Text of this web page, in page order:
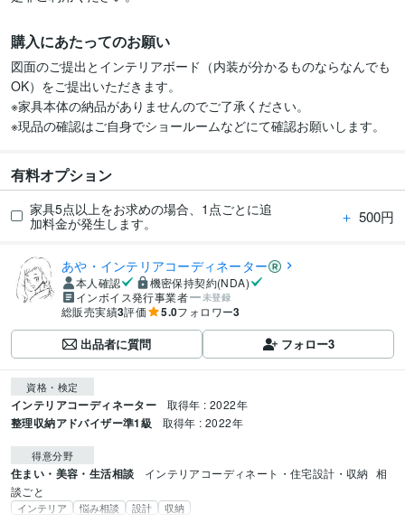
購入にあたってのお願い
図面のご提出とインテリアボード（内装が分かるものならなんでも
OK）をご提出いただきます。
※家具本体の納品がありませんのでご了承ください。
※現品の確認はご自身でショールームなどにて確認お願いします。
有料オプション
家具5点以上をお求めの場合、1点ごとに追
加料金が発生します。
＋ 500円
あや・インテリアコーディネーター
本人確認
機密保持契約(NDA)
インボイス発行事業者
未登録
総販売実績3評価 5.0フォロワー3
出品者に質問 フォロー3
資格・検定
インテリアコーディネーター 取得年 : 2022年
整理収納アドバイザー準1級 取得年 : 2022年
得意分野
住まい・美容・生活相談 インテリアコーディネート・住宅設計・収納 相
談ごと
インテリア 悩み相談 設計 収納